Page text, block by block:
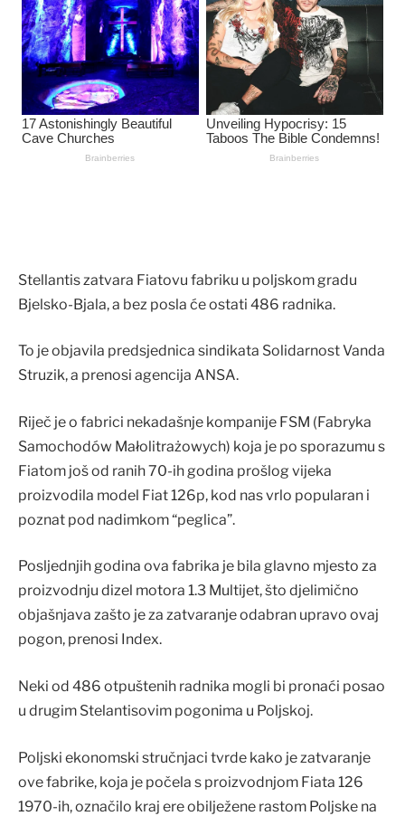
Stellantis zatvara Fiatovu fabriku u poljskom gradu
Bjelsko-Bjala, a bez posla će ostati 486 radnika.
To je objavila predsjednica sindikata Solidarnost Vanda
Struzik, a prenosi agencija ANSA.
Riječ je o fabrici nekadašnje kompanije FSM (Fabryka
Samochodów Małolitrażowych) koja je po sporazumu s
Fiatom još od ranih 70-ih godina prošlog vijeka
proizvodila model Fiat 126p, kod nas vrlo popularan i
poznat pod nadimkom “peglica”.
Posljednjih godina ova fabrika je bila glavno mjesto za
proizvodnju dizel motora 1.3 Multijet, što djelimično
objašnjava zašto je za zatvaranje odabran upravo ovaj
pogon, prenosi Index.
Neki od 486 otpuštenih radnika mogli bi pronaći posao
u drugim Stelantisovim pogonima u Poljskoj.
Poljski ekonomski stručnjaci tvrde kako je zatvaranje
ove fabrike, koja je počela s proizvodnjom Fiata 126
1970-ih, označilo kraj ere obilježene rastom Poljske na